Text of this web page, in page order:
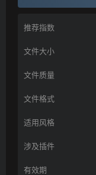
推荐指数
文件大小
文件质量
文件格式
适用风格
涉及插件
有效期